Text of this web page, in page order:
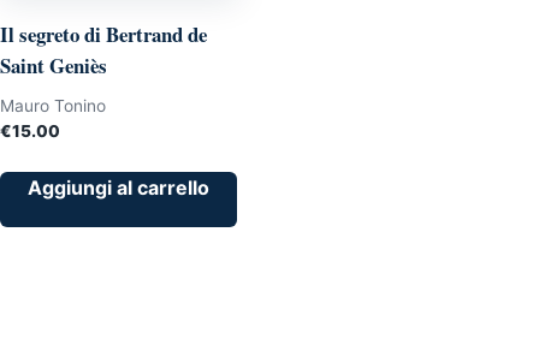
Il segreto di Bertrand de
Saint Geniès
Mauro Tonino
€15.00
Aggiungi al carrello